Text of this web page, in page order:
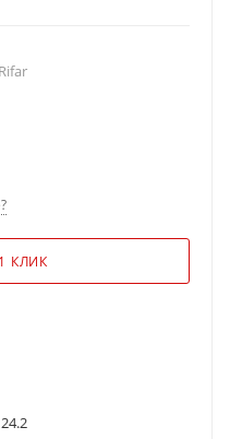
КЛИК
24.2